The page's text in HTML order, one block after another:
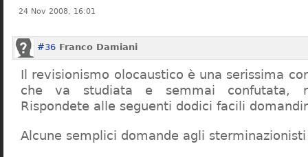
24 Nov 2008, 16:01
#36 Franco Damiani
Il revisionismo olocaustico è una serissima
che va studiata e semmai confutata,
Rispondete alle seguenti dodici facili
Alcune semplici domande agli sterminazionisti